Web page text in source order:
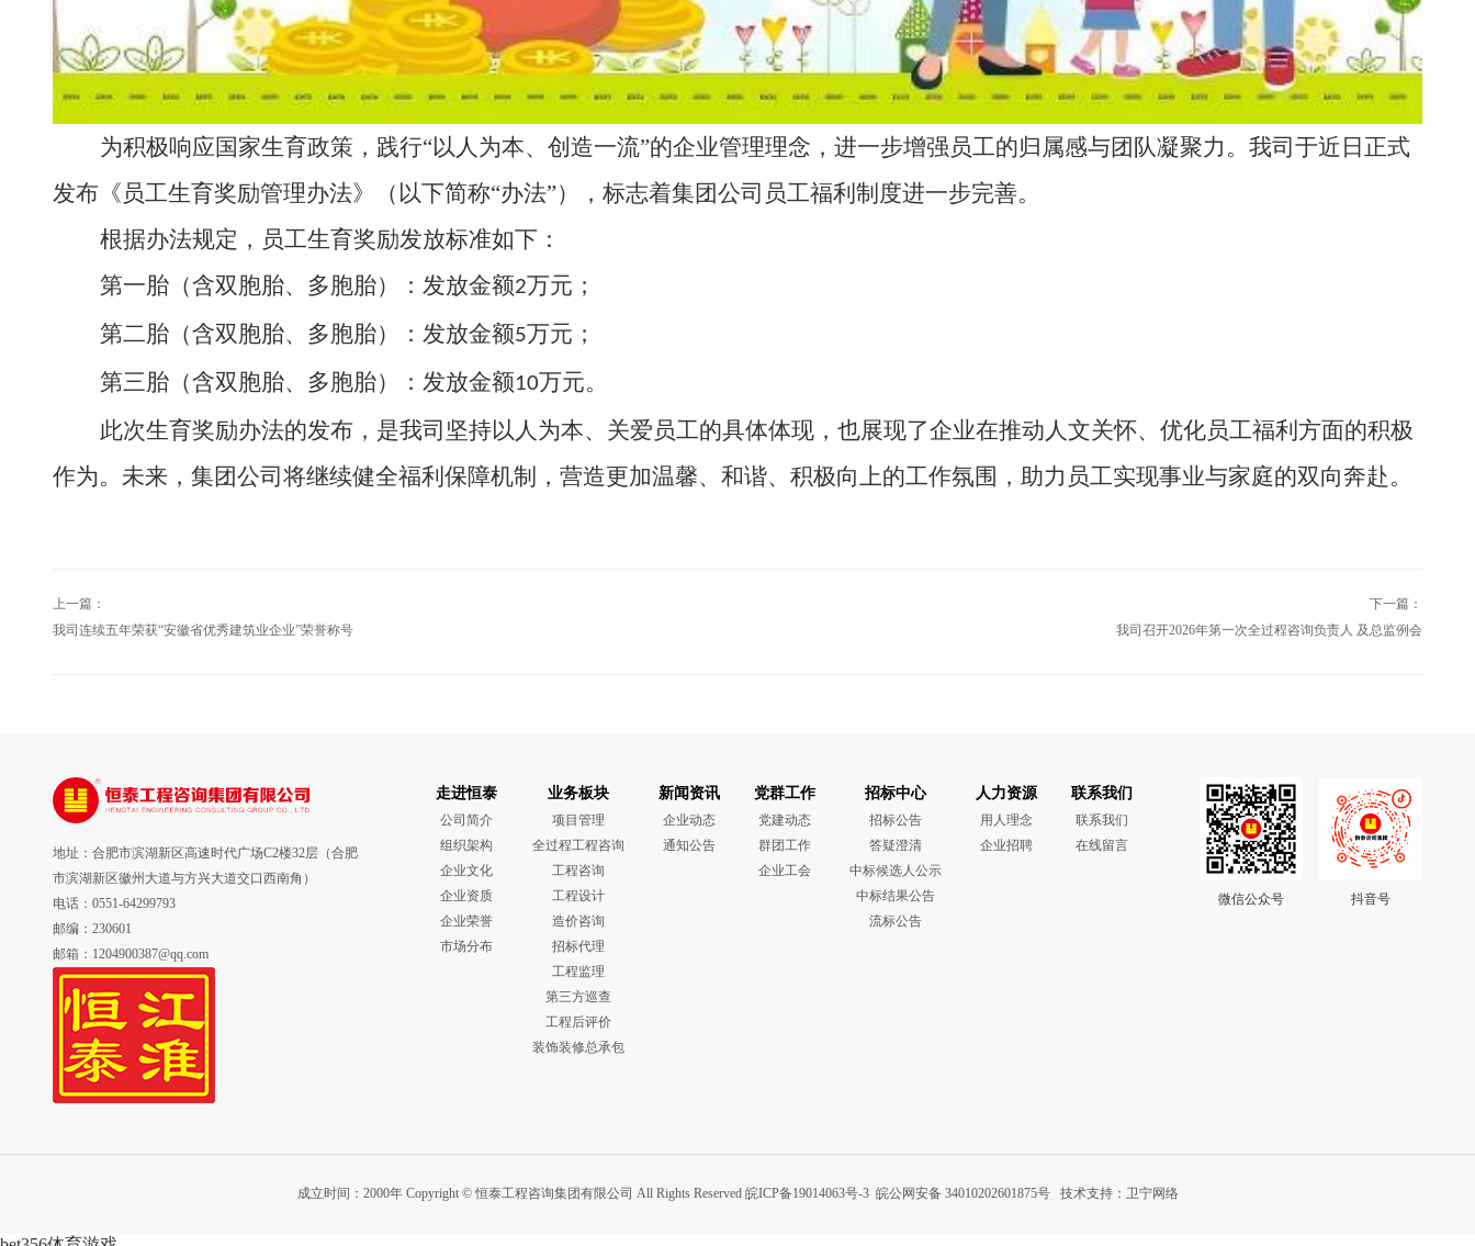
为积极响应国家生育政策，践行“以人为本、创造一流”的企业管理理念 ，进一步增强员工的归属感与团队凝聚力 。我司 于近日正式
发布《 员工生育奖励管理办法》（以下简称“办法”），标志着集团公司 员工福利 制度进一步完善。
根据办法规定，员工生育奖励发放标准如下：
第一胎（含双胞胎、多胞胎）：发放金额2万元；
第二胎（含双胞胎、多胞胎）：发放金额5万元；
第三胎（含双胞胎、多胞胎）：发放金额10万元。
此次生育奖励办法的发布，是我司 坚持以人为本、关爱员工的具体体现，也展现了企业在推动人文关怀、优化员工福利方面的积极
作为。未来，集团公司 将继续健全福利保障机制，营造更加温馨、和谐、积极向上的工作氛围，助力员工实现事业与家庭的双向奔赴。
上一篇：
我司连续五年荣获“安徽省优秀建筑业企业”荣誉称号
下一篇：
我司召开2026年第一次全过程咨询负责人 及总监例会
地址：合肥市滨湖新区高速时代广场C2楼32层（合肥
市滨湖新区徽州大道与方兴大道交口西南角）
电话：0551-64299793
邮编：230601
邮箱：1204900387@qq.com
走进恒泰
公司简介
组织架构
企业文化
企业资质
企业荣誉
市场分布
业务板块
项目管理
全过程工程咨询
工程咨询
工程设计
造价咨询
招标代理
工程监理
第三方巡查
工程后评价
装饰装修总承包
新闻资讯
企业动态
通知公告
党群工作
党建动态
群团工作
企业工会
招标中心
招标公告
答疑澄清
中标候选人公示
中标结果公告
流标公告
人力资源
用人理念
企业招聘
联系我们
联系我们
在线留言
微信公众号 抖音号
成立时间：2000年 Copyright © 恒泰工程咨询集团有限公司 All Rights Reserved皖ICP备19014063号-3 皖公网安备 34010202601875号 技术支持：卫宁网络